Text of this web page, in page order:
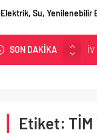
Elektrik, Su, Yenilenebilir
SON DAKİKA
İV
Etiket: TİM